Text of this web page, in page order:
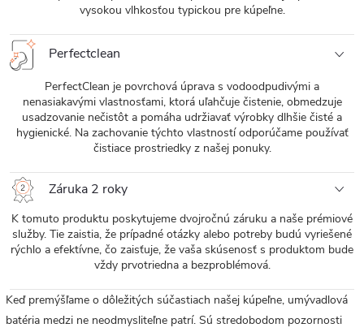
vysokou vlhkosťou typickou pre kúpeľne.
Perfectclean
PerfectClean je povrchová úprava s vodoodpudivými a
nenasiakavými vlastnosťami, ktorá uľahčuje čistenie, obmedzuje
usadzovanie nečistôt a pomáha udržiavať výrobky dlhšie čisté a
hygienické. Na zachovanie týchto vlastností odporúčame používať
čistiace prostriedky z našej ponuky.
Záruka 2 roky
K tomuto produktu poskytujeme dvojročnú záruku a naše prémiové
služby. Tie zaistia, že prípadné otázky alebo potreby budú vyriešené
rýchlo a efektívne, čo zaisťuje, že vaša skúsenosť s produktom bude
vždy prvotriedna a bezproblémová.
Keď premýšľame o dôležitých súčastiach našej kúpeľne, umývadlová
batéria medzi ne neodmysliteľne patrí. Sú stredobodom pozornosti